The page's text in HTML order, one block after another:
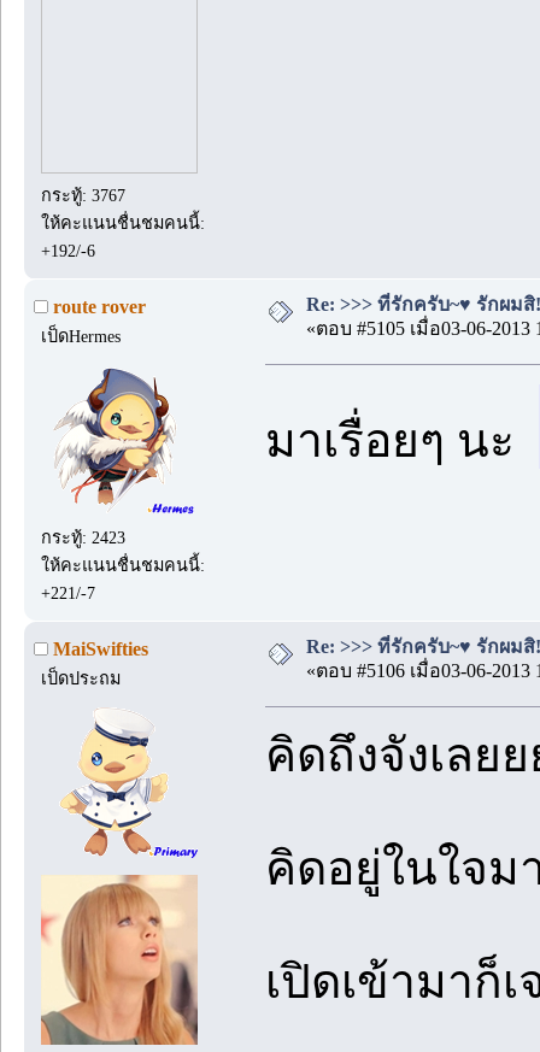
กระทู้: 3767
ให้คะแนนชื่นชมคนนี้:
+192/-6
route rover
เป็ดHermes
กระทู้: 2423
ให้คะแนนชื่นชมคนนี้:
+221/-7
Re: >>> ที่รักครับ~♥ รักผมสิ
«ตอบ #5105 เมื่อ03-06-2013
มาเรื่อยๆ นะ
MaiSwifties
เป็ดประถม
Re: >>> ที่รักครับ~♥ รักผมสิ
«ตอบ #5106 เมื่อ03-06-2013
คิดถึงจังเลย
คิดอยู่ในใจม
เปิดเข้ามาก็เ